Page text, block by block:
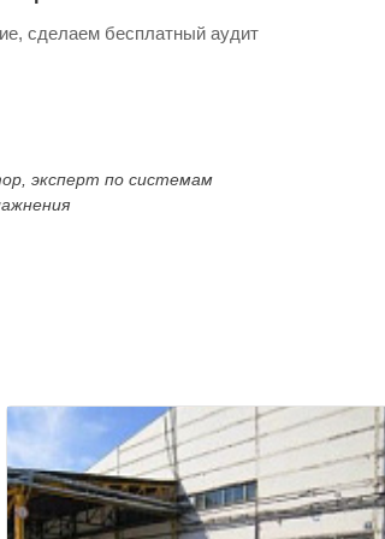
сделаем бесплатный аудит
эксперт по системам